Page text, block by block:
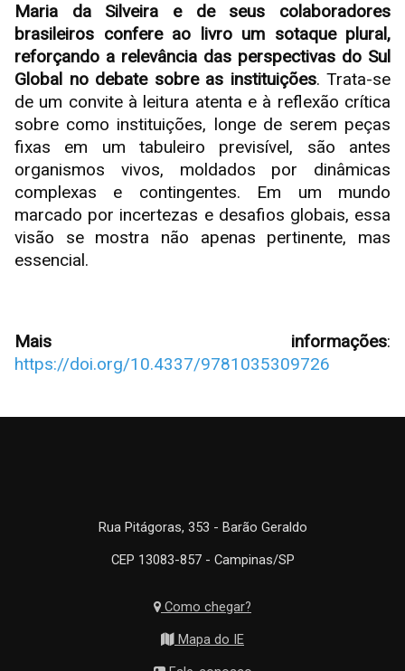
Maria da Silveira e de seus colaboradores
brasileiros confere ao livro um sotaque plural,
reforçando a relevância das perspectivas do Sul
Global no debate sobre as instituições. Trata-se
de um convite à leitura atenta e à reflexão crítica
sobre como instituições, longe de serem peças
fixas em um tabuleiro previsível, são antes
organismos vivos, moldados por dinâmicas
complexas e contingentes. Em um mundo
marcado por incertezas e desafios globais, essa
visão se mostra não apenas pertinente, mas
essencial.
Mais informações:
https://doi.org/10.4337/9781035309726
Rua Pitágoras, 353 - Barão Geraldo
CEP 13083-857 - Campinas/SP
Como chegar?
Mapa do IE